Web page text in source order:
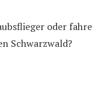
oder fahre
Schwarzwald?